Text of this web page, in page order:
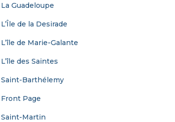
La Guadeloupe
L’Île de la Desirade
L’île de Marie-Galante
L’île des Saintes
Saint-Barthélemy
Front Page
Saint-Martin